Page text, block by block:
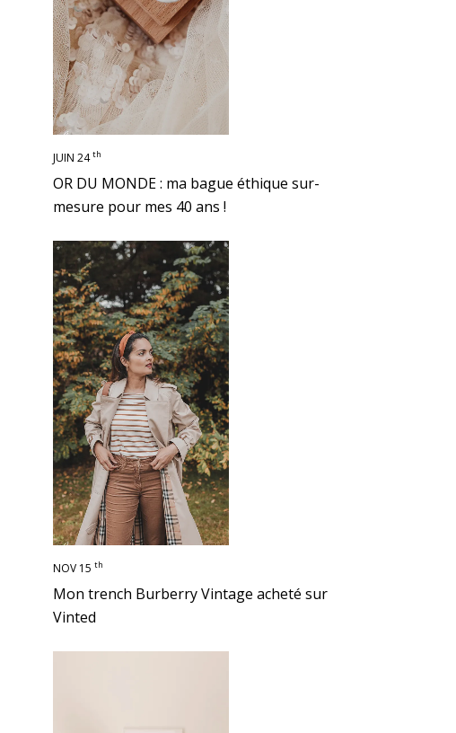
JUIN 24 th
OR DU MONDE : ma bague éthique sur-
mesure pour mes 40 ans !
NOV 15 th
Mon trench Burberry Vintage acheté sur
Vinted